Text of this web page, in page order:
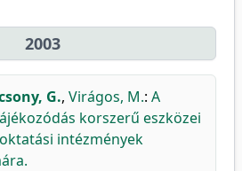
2003
G., Virágos, M.: A
korszerű eszközei
intézmények